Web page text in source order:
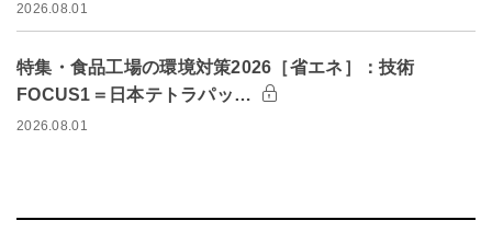
2026.08.01
特集・食品工場の環境対策2026［省エネ］：技術
FOCUS1＝日本テトラパッ…
2026.08.01